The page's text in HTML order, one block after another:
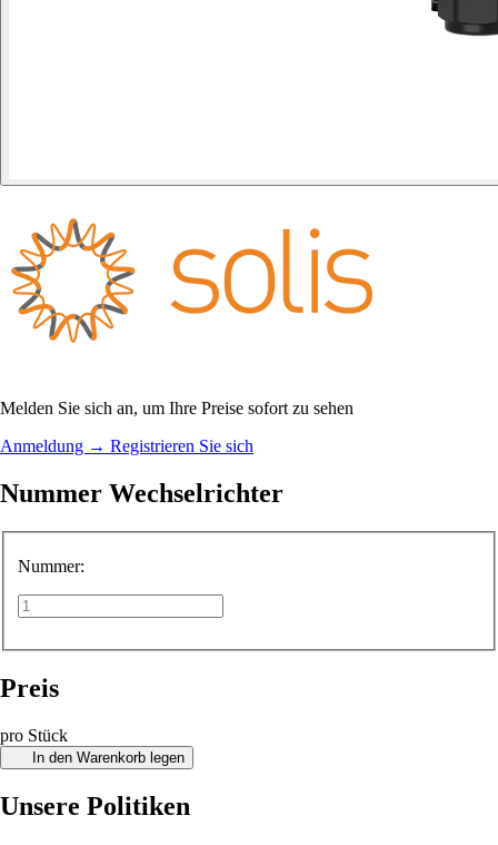
Melden Sie sich an, um Ihre Preise sofort zu sehen
Anmeldung → Registrieren Sie sich
Nummer Wechselrichter
Nummer:
Preis
pro Stück
In den Warenkorb legen
Unsere Politiken